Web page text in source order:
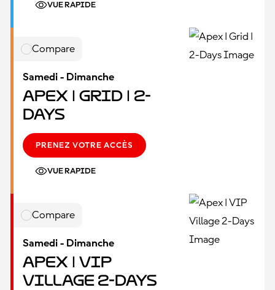
VUE RAPIDE
Compare
Samedi - Dimanche
Apex | Grid | 2-
Days
PRENEZ VOTRE ACCÈS
VUE RAPIDE
Compare
Samedi - Dimanche
Apex | VIP
Village 2-Days